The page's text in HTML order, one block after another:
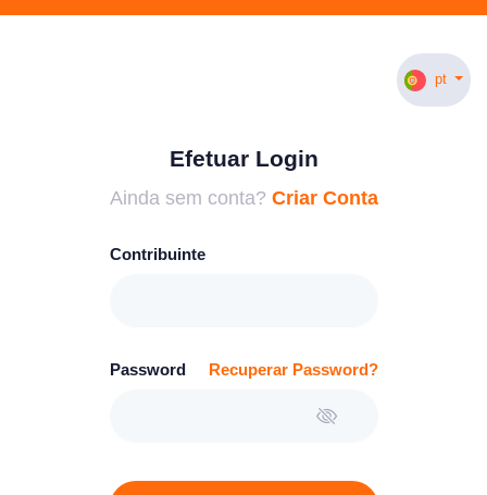
pt
Efetuar Login
Ainda sem conta? Criar Conta
Contribuinte
Password Recuperar Password?